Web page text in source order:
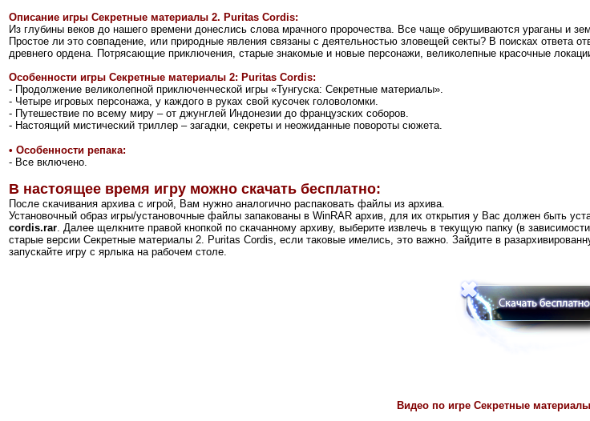
Описание игры Секретные материалы 2. Puritas Cordis:
Из глубины веков до нашего времени донеслись слова мрачного пророчества. Все чаще обрушиваются ураганы и
Простое ли это совпадение, или природные явления связаны с деятельностью зловещей секты? В поисках ответа
древнего ордена. Потрясающие приключения, старые знакомые и новые персонажи, великолепные красочные
Особенности игры Секретные материалы 2: Puritas Cordis:
- Продолжение великолепной приключенческой игры «Тунгуска: Секретные материалы».
- Четыре игровых персонажа, у каждого в руках свой кусочек головоломки.
- Путешествие по всему миру – от джунглей Индонезии до французских соборов.
- Настоящий мистический триллер – загадки, секреты и неожиданные повороты сюжета.
• Особенности репака:
- Все включено.
В настоящее время игру можно скачать бесплатно:
После скачивания архива с игрой, Вам нужно аналогично распаковать файлы из архива.
Установочный образ игры/установочные файлы запакованы в WinRAR архив, для их открытия у Вас должен быть
cordis.rar . Далее щелкните правой кнопкой по скачанному архиву, выберите извлечь в текущую папку (в
старые версии Секретные материалы 2. Puritas Cordis, если таковые имелись, это важно. Зайдите в
запускайте игру с ярлыка на рабочем столе.
Видео по игре Секретные